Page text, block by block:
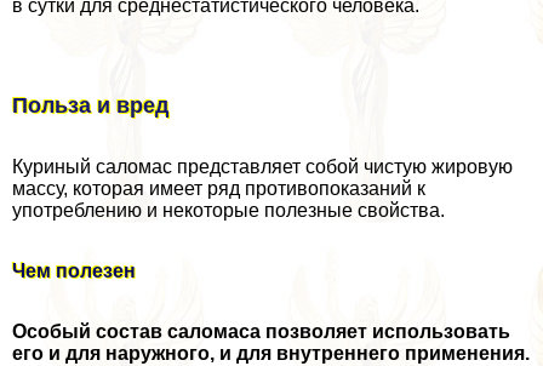
в сутки для среднестатистического человека.
Польза и вред
Куриный саломас представляет собой чистую жировую
массу, которая имеет ряд противопоказаний к
употрeблению и некоторые полезные свойства.
Чем полезен
Особый состав саломаса позволяет использовать
его и для наружного, и для внутреннего применения.